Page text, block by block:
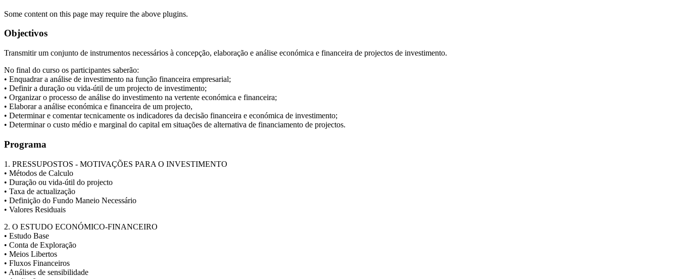
Some content on this page may require the above plugins.
Objectivos
Transmitir um conjunto de instrumentos necessários à concepção, elaboração e análise económica e financeira de projectos de investimento.
No final do curso os participantes saberão:
• Enquadrar a análise de investimento na função financeira empresarial;
• Definir a duração ou vida-útil de um projecto de investimento;
• Organizar o processo de análise do investimento na vertente económica e financeira;
• Elaborar a análise económica e financeira de um projecto,
• Determinar e comentar tecnicamente os indicadores da decisão financeira e económica de investimento;
• Determinar o custo médio e marginal do capital em situações de alternativa de financiamento de projectos.
Programa
1. PRESSUPOSTOS - MOTIVAÇÕES PARA O INVESTIMENTO
• Métodos de Calculo
• Duração ou vida-útil do projecto
• Taxa de actualização
• Definição do Fundo Maneio Necessário
• Valores Residuais
2. O ESTUDO ECONÓMICO-FINANCEIRO
• Estudo Base
• Conta de Exploração
• Meios Libertos
• Fluxos Financeiros
• Análises de sensibilidade